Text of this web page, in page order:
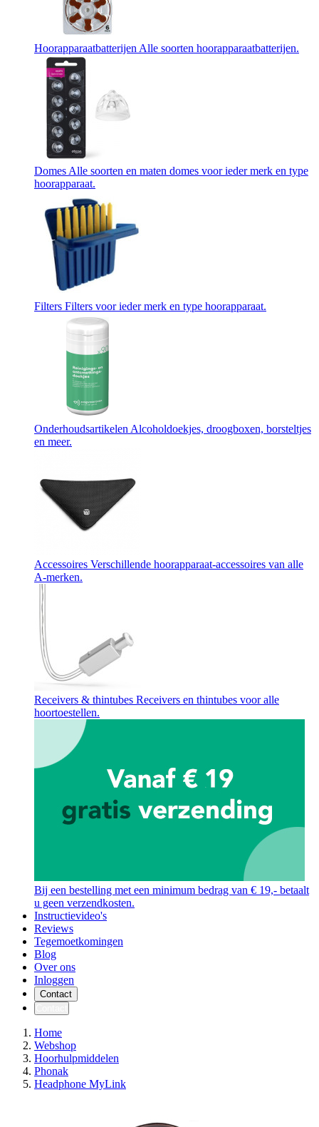
Hoorapparaatbatterijen Alle soorten hoorapparaatbatterijen.
Domes Alle soorten en maten domes voor ieder merk en type
hoorapparaat.
Filters Filters voor ieder merk en type hoorapparaat.
Onderhoudsartikelen Alcoholdoekjes, droogboxen, borsteltjes
en meer.
Accessoires Verschillende hoorapparaat-accessoires van alle
A-merken.
Receivers & thintubes Receivers en thintubes voor alle
hoortoestellen.
Bij een bestelling met een minimum bedrag van € 19,- betaalt
u geen verzendkosten.
Instructievideo's
Reviews
Tegemoetkomingen
Blog
Over ons
Inloggen
Contact
Home
Webshop
Hoorhulpmiddelen
Phonak
Headphone MyLink